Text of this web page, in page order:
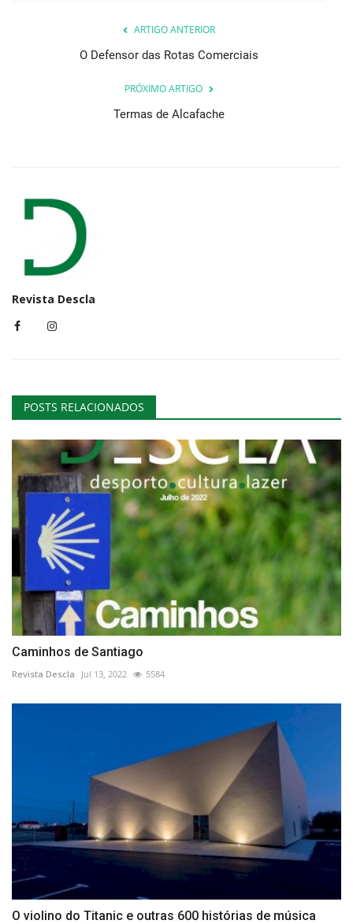
ARTIGO ANTERIOR
O Defensor das Rotas Comerciais
PRÓXIMO ARTIGO
Termas de Alcafache
Revista Descla
POSTS RELACIONADOS
Caminhos de Santiago
Revista Descla Jul 13, 2022 5584
O violino do Titanic e outras 600 histórias de música